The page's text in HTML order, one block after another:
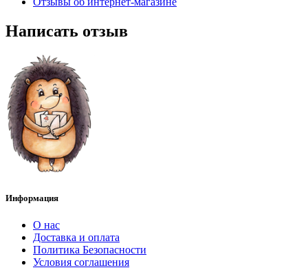
Написать отзыв
Информация
О нас
Доставка и оплата
Политика Безопасности
Условия соглашения